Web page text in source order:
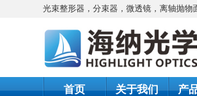
光束整形器，分束器，微透镜，离轴抛
首页 关于我们 产